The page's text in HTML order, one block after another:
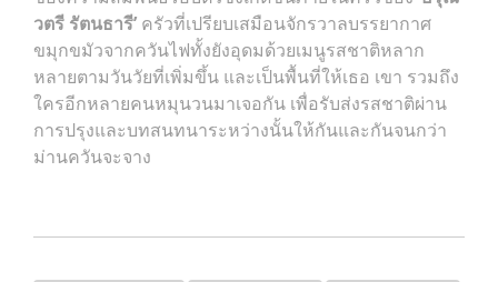
วตรี รัตนธารี’ ครัวที่เปรียบเสมือนจักรวาลบรรยากาศ
ขมุกขมัวจากควันไฟทั้งยังอุดมด้วยเมนูรสชาติหลาก
หลายตามวันวัยที่เพิ่มขึ้น และเป็นพื้นที่ให้เธอ เขา รวมถึง
ใครอีกหลายคนหมุนวนมาเจอกัน เพื่อรับส่งรสชาติผ่าน
การปรุงและบทสนทนาระหว่างนั้นให้กันและกันจนกว่า
ม่านควันจะจาง